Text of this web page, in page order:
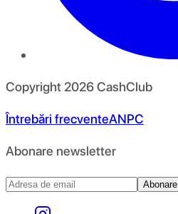
Copyright 2026CashClub
Întrebări frecventeANPC
Abonare newsletter
Abonare